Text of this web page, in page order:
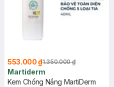
553.000 ₫1.350.000 ₫
Martiderm
Kem Chống Nắng MartiDerm